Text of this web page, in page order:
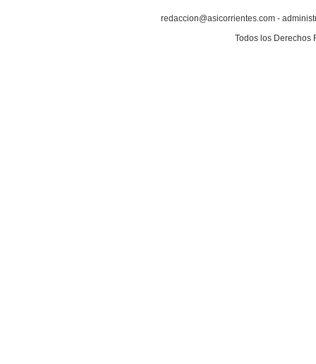
redaccion@asicorrientes.com -
Todos los Derechos